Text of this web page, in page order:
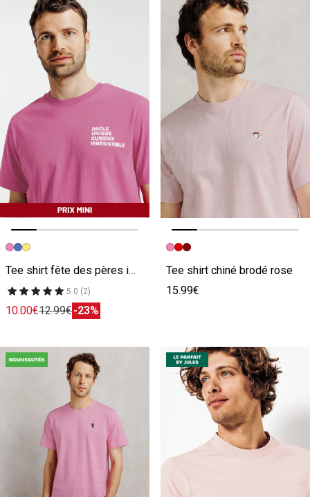
Image précédente
Image suivante
Tee shirt fête des pères imprimé poitrine rose
5.0 (2)
10.00€12.99€-23%
Image précédente
Image suivante
Tee shirt chiné brodé rose
15.99€